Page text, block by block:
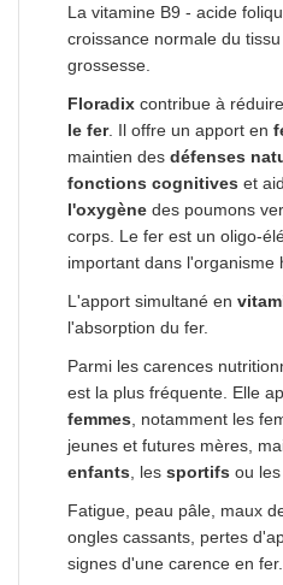
La vitamine B9 - acide
croissance normale du
grossesse.
Floradix contribue à
le fer. Il offre un apport en
maintien des défenses
fonctions cognitives et
l'oxygène des poumons
corps. Le fer est un oligo-
important dans l'organisme
L'apport simultané en
l'absorption du fer.
Parmi les carences
est la plus fréquente. Elle
femmes , notamment les
jeunes et futures mères,
enfants , les sportifs ou les
Fatigue, peau pâle, maux
ongles cassants, pertes
signes d'une carence en fer.